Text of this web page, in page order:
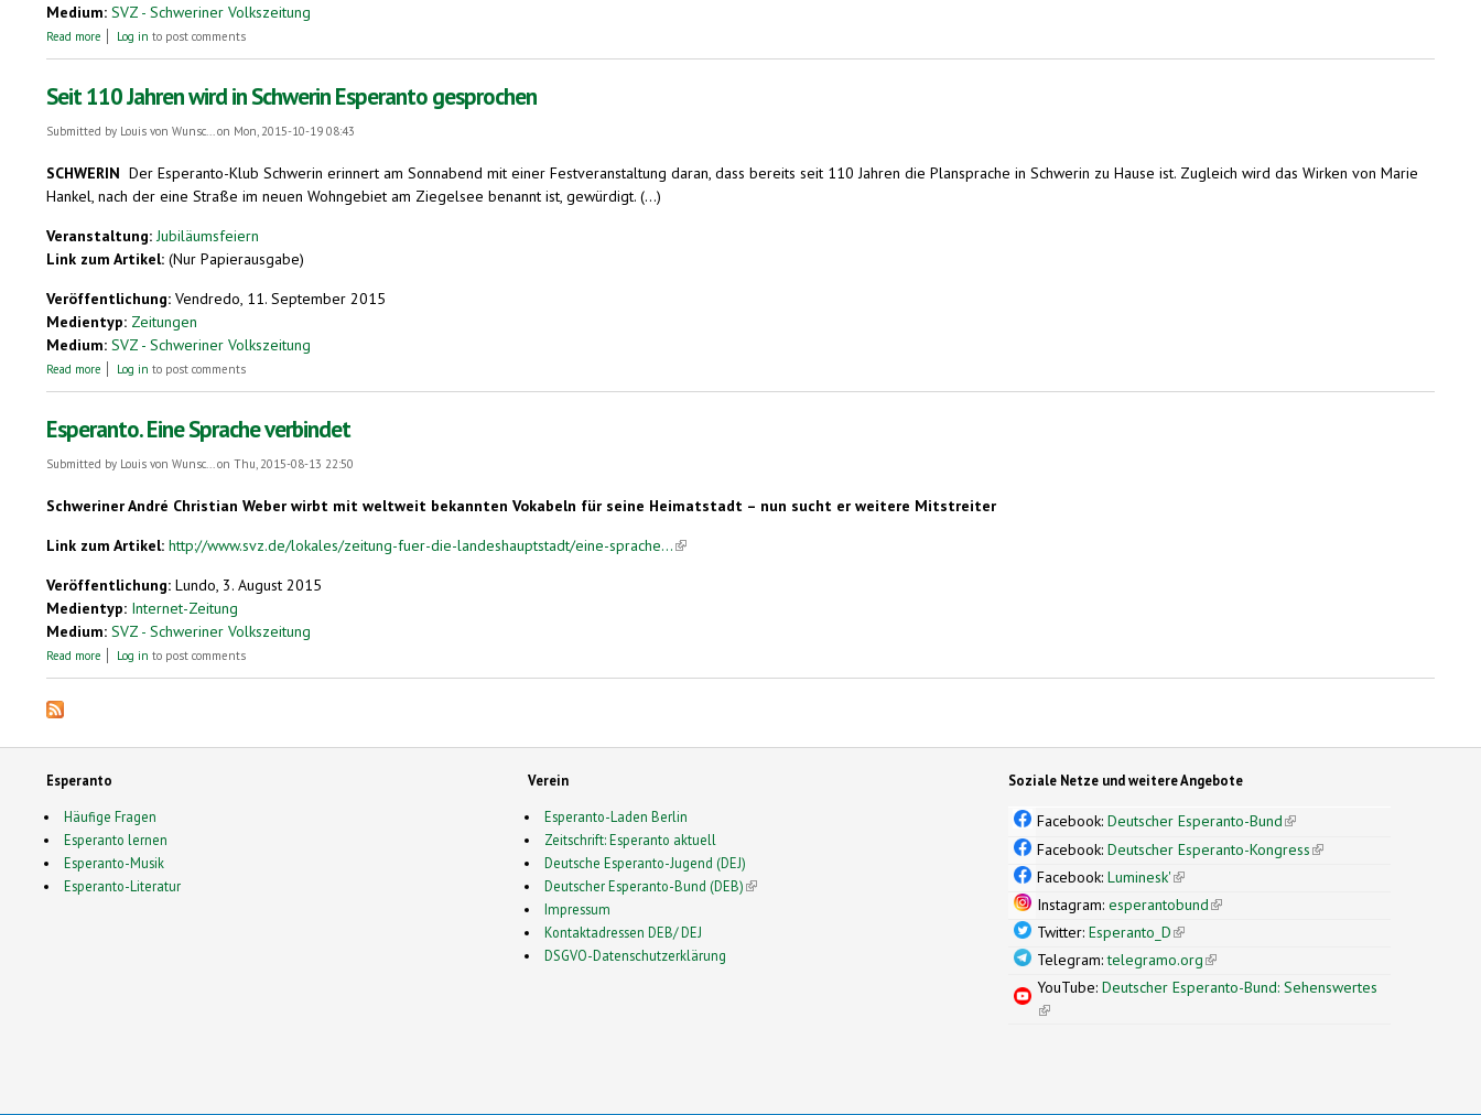
Medium: SVZ - Schweriner Volkszeitung
Read more about Von Schwerin an die Côte d’Azur. Esperantisten: Eine Familie
Log in to post comments
Seit 110 Jahren wird in Schwerin Esperanto gesprochen
Submitted by Louis von Wunsc...on Mon, 2015-10-19 08:43
SCHWERIN Der Esperanto-Klub Schwerin erinnert am Sonnabend mit einer Festveranstaltung daran, dass bereits seit 110 Jahren die Plansprache in Schwerin zu Hause ist. Zugleich wird das Wirken von Marie
Hankel, nach der eine Straße im neuen Wohngebiet am Ziegelsee benannt ist, gewürdigt. (...)
Veranstaltung:Jubiläumsfeiern
Link zum Artikel: (Nur Papierausgabe)
Veröffentlichung: Vendredo, 11. September 2015
Medientyp: Zeitungen
Medium: SVZ - Schweriner Volkszeitung
Read more about Seit 110 Jahren wird in Schwerin Esperanto gesprochen
Log in to post comments
Esperanto. Eine Sprache verbindet
Submitted by Louis von Wunsc...on Thu, 2015-08-13 22:50
Schweriner André Christian Weber wirbt mit weltweit bekannten Vokabeln für seine Heimatstadt – nun sucht er weitere Mitstreiter
Link zum Artikel: http://www.svz.de/lokales/zeitung-fuer-die-landeshauptstadt/eine-sprache...(link is external)
Veröffentlichung: Lundo, 3. August 2015
Medientyp: Internet-Zeitung
Medium: SVZ - Schweriner Volkszeitung
Read more about Esperanto. Eine Sprache verbindet
Log in to post comments
Esperanto
Häufige Fragen
Esperanto lernen
Esperanto-Musik
Esperanto-Literatur
Verein
Esperanto-Laden Berlin
Zeitschrift: Esperanto aktuell
Deutsche Esperanto-Jugend (DEJ)
Deutscher Esperanto-Bund (DEB)(link is external)
Impressum
Kontaktadressen DEB/ DEJ
DSGVO-Datenschutzerklärung
Soziale Netze und weitere Angebote
Facebook:Deutscher Esperanto-Bund(link is external)
Facebook:Deutscher Esperanto-Kongress(link is external)
Facebook:Luminesk'(link is external)
Instagram:esperantobund(link is external)
Twitter:Esperanto_D(link is external)
Telegram:telegramo.org(link is external)
YouTube:Deutscher Esperanto-Bund: Sehenswertes
(link is external)